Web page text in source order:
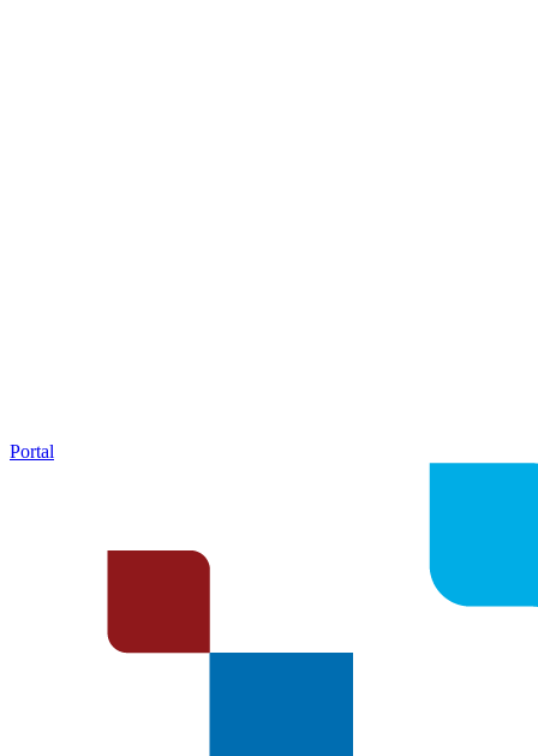
Portal